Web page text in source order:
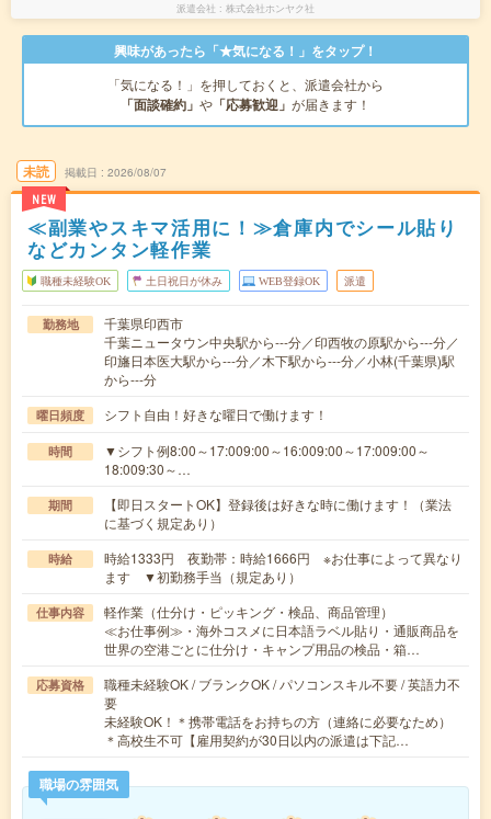
派遣会社 株式会社ホンヤク社
興味があったら「★気になる！」をタップ！
「気になる！」を押しておくと、派遣会社から
「面談確約」 や 「応募歓迎」 が届きます！
未読
NEW
掲載日 2026/08/07
≪副業やスキマ活用に！≫倉庫内でシール貼り
などカンタン軽作業
職種未経験OK 土日祝日が休み WEB登録OK 派遣
勤務地
千葉県印西市
千葉ニュータウン中央駅から---分／印西牧の原駅から---分／
印旛日本医大駅から---分／木下駅から---分／小林(千葉県)駅
から---分
曜日頻度 シフト自由！好きな曜日で働けます！
時間
▼シフト例8:00～17:009:00～16:009:00～17:009:00～
18:009:30～…
期間
【即日スタートOK】登録後は好きな時に働けます！（業法
に基づく規定あり）
時給
時給1333円 夜勤帯：時給1666円 ※お仕事によって異なり
ます ▼初勤務手当（規定あり）
仕事内容
軽作業（仕分け・ピッキング・検品、商品管理）
≪お仕事例≫・海外コスメに日本語ラベル貼り・通販商品を
世界の空港ごとに仕分け・キャンプ用品の検品・箱…
応募資格
職種未経験OK / ブランクOK / パソコンスキル不要 / 英語力不
要
未経験OK！＊携帯電話をお持ちの方（連絡に必要なため）
＊高校生不可【雇用契約が30日以内の派遣は下記…
職場の雰囲気